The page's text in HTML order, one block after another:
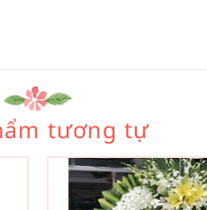
tương tự